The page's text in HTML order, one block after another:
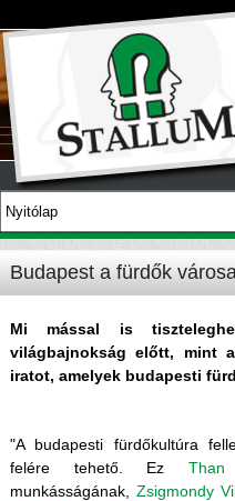
Budapest a fürdők
Mi mással is
világbajnokság előtt, mint
iratot, amelyek budapesti
"A budapesti fürdőkultúra
felére tehető. Ez
munkásságának, Zsigmondy